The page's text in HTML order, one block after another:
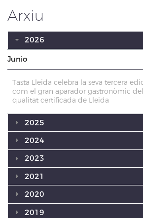
Arxiu
2026
Junio
Tasta Lleida celebra la seva tercera
com el gran aparador gastronòmic
qualitat certificada de Lleida
2025
2024
2023
2021
2020
2019